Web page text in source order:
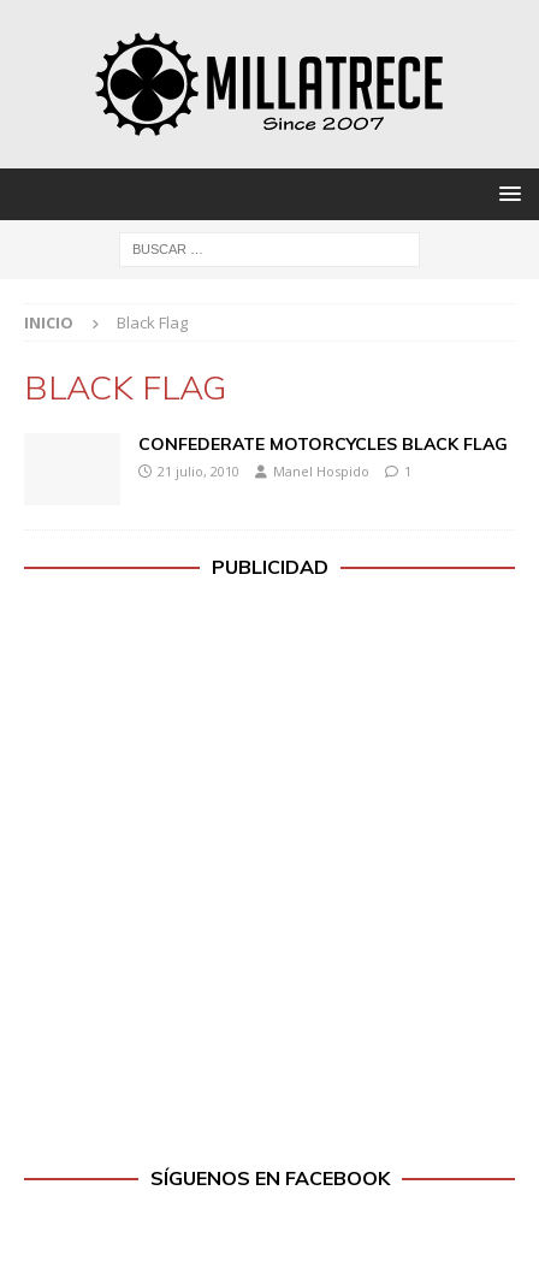
INICIO Black Flag
BLACK FLAG
CONFEDERATE MOTORCYCLES BLACK FLAG
21 julio, 2010 Manel Hospido 1
PUBLICIDAD
SÍGUENOS EN FACEBOOK